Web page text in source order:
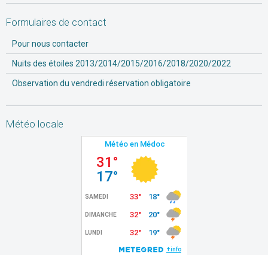
Formulaires de contact
Pour nous contacter
Nuits des étoiles 2013/2014/2015/2016/2018/2020/2022
Observation du vendredi réservation obligatoire
Météo locale